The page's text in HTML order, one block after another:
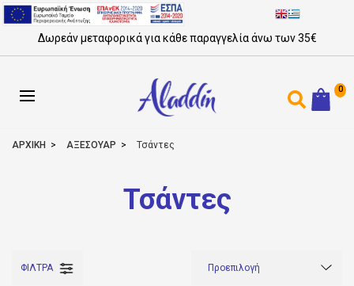
Δωρεάν μεταφορικά για κάθε παραγγελία άνω των 35€
0
ΑΡΧΙΚΗ ΑΞΕΣΟΥΑΡ Τσάντες
Τσάντες
ΦΙΛΤΡΑ